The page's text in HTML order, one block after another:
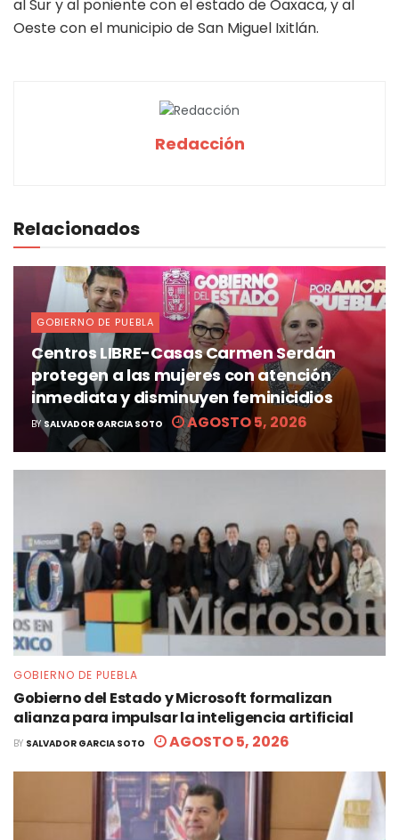
al Sur y al poniente con el estado de Oaxaca, y al
Oeste con el municipio de San Miguel Ixitlán.
Redacción
Relacionados
GOBIERNO DE PUEBLA
Centros LIBRE-Casas Carmen Serdán
protegen a las mujeres con atención
inmediata y disminuyen feminicidios
BY SALVADOR GARCIA SOTO AGOSTO 5, 2026
GOBIERNO DE PUEBLA
Gobierno del Estado y Microsoft formalizan
alianza para impulsar la inteligencia artificial
BY SALVADOR GARCIA SOTO AGOSTO 5, 2026